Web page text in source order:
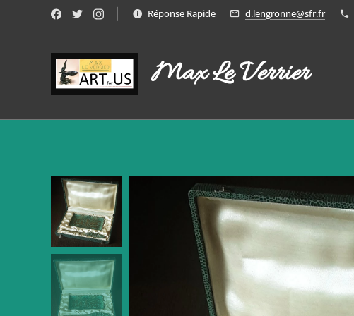
Réponse Rapide d.lengronne@sfr.fr
Max Le Verrier